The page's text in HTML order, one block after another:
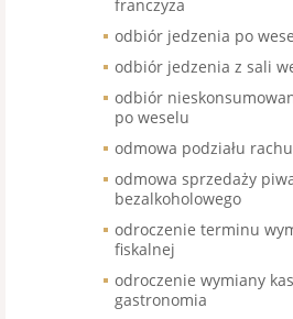
franczyza
odbiór jedzenia po
odbiór jedzenia z sali
odbiór
po weselu
odmowa podziału
odmowa sprzedaży
bezalkoholowego
odroczenie terminu
fiskalnej
odroczenie wymiany
gastronomia